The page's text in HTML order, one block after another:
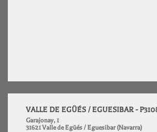
VALLE DE EGÜÉS / EGUESIBAR -
Garajonay, 1
31621 Valle de Egüés / Eguesibar (Navarra)